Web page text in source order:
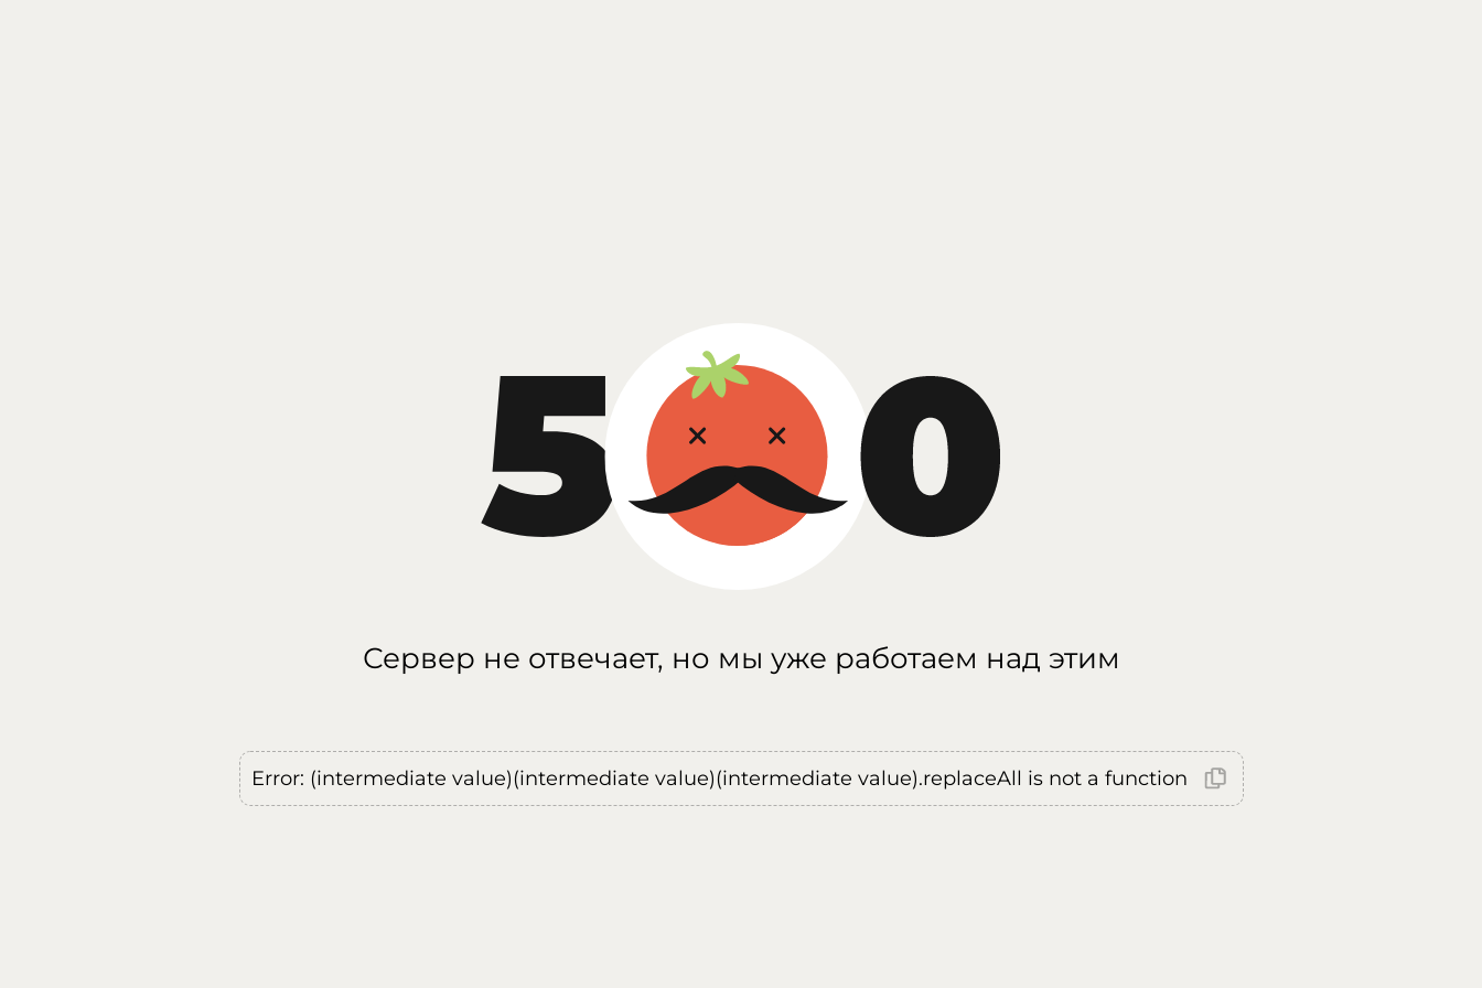
Сервер не отвечает, но мы уже работаем над этим
Error: (intermediate value)(intermediate value)(intermediate value).replaceAll is not a function